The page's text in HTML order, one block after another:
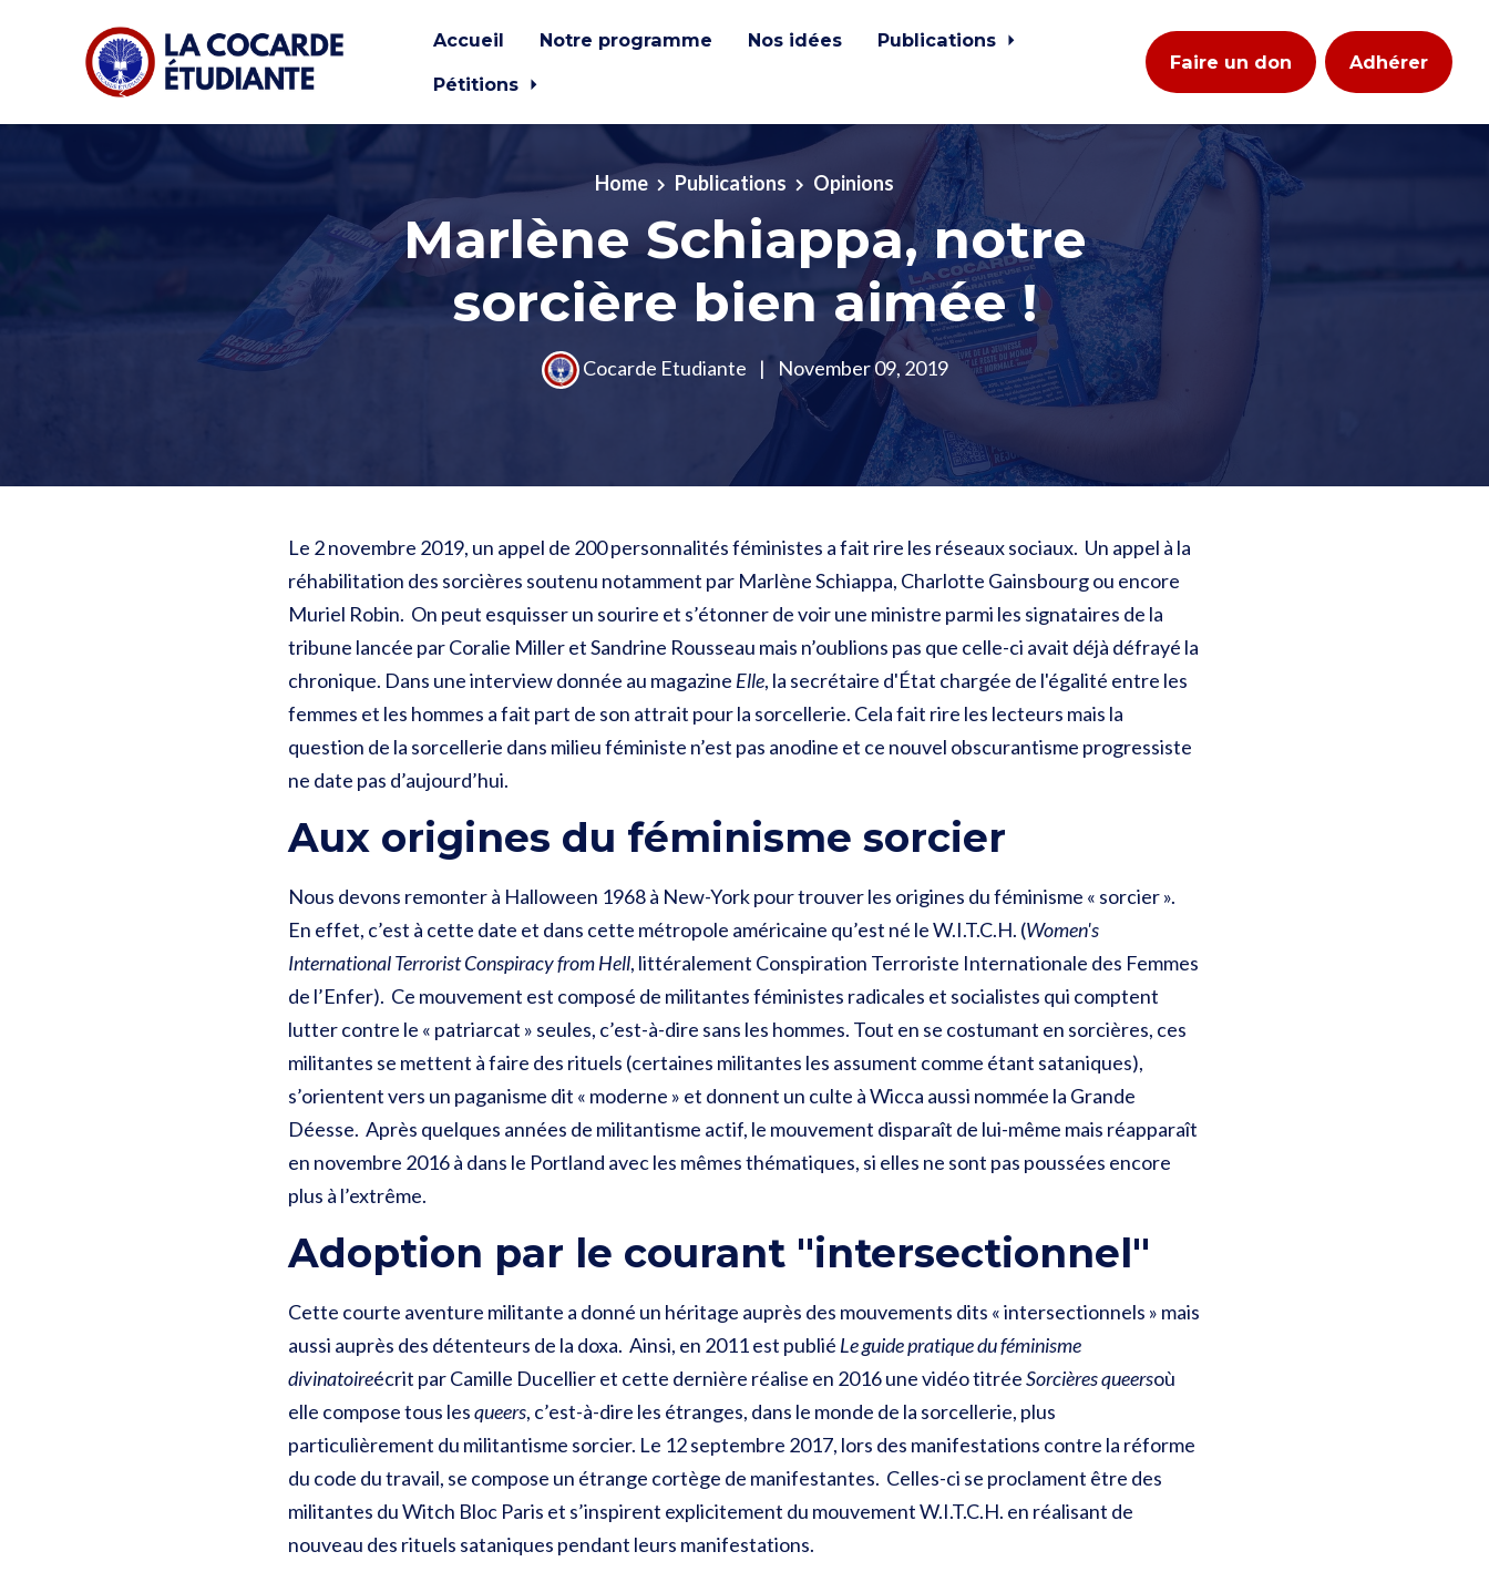
Skip to main content
Accueil Notre programme Nos idées
Publications
Pétitions
Faire un don Adhérer
Home Publications Opinions
Marlène Schiappa, notre
sorcière bien aimée !
Cocarde Etudiante | November 09, 2019
Le 2 novembre 2019, un appel de 200 personnalités féministes a fait rire les réseaux sociaux. Un appel à la
réhabilitation des sorcières soutenu notamment par Marlène Schiappa, Charlotte Gainsbourg ou encore
Muriel Robin. On peut esquisser un sourire et s’étonner de voir une ministre parmi les signataires de la
tribune lancée par Coralie Miller et Sandrine Rousseau mais n’oublions pas que celle-ci avait déjà défrayé la
chronique. Dans une interview donnée au magazine Elle, la secrétaire d'État chargée de l'égalité entre les
femmes et les hommes a fait part de son attrait pour la sorcellerie. Cela fait rire les lecteurs mais la
question de la sorcellerie dans milieu féministe n’est pas anodine et ce nouvel obscurantisme progressiste
ne date pas d’aujourd’hui.
Aux origines du féminisme sorcier
Nous devons remonter à Halloween 1968 à New-York pour trouver les origines du féminisme « sorcier ».
En effet, c’est à cette date et dans cette métropole américaine qu’est né le W.I.T.C.H. (Women's
International Terrorist Conspiracy from Hell, littéralement Conspiration Terroriste Internationale des Femmes
de l’Enfer). Ce mouvement est composé de militantes féministes radicales et socialistes qui comptent
lutter contre le « patriarcat » seules, c’est-à-dire sans les hommes. Tout en se costumant en sorcières, ces
militantes se mettent à faire des rituels (certaines militantes les assument comme étant sataniques),
s’orientent vers un paganisme dit « moderne » et donnent un culte à Wicca aussi nommée la Grande
Déesse. Après quelques années de militantisme actif, le mouvement disparaît de lui-même mais réapparaît
en novembre 2016 à dans le Portland avec les mêmes thématiques, si elles ne sont pas poussées encore
plus à l’extrême.
Adoption par le courant "intersectionnel"
Cette courte aventure militante a donné un héritage auprès des mouvements dits « intersectionnels » mais
aussi auprès des détenteurs de la doxa. Ainsi, en 2011 est publié Le guide pratique du féminisme
divinatoireécrit par Camille Ducellier et cette dernière réalise en 2016 une vidéo titréeSorcières queersoù
elle compose tous lesqueers, c’est-à-dire les étranges, dans le monde de la sorcellerie, plus
particulièrement du militantisme sorcier. Le 12 septembre 2017, lors des manifestations contre la réforme
du code du travail, se compose un étrange cortège de manifestantes. Celles-ci se proclament être des
militantes du Witch Bloc Paris et s’inspirent explicitement du mouvement W.I.T.C.H. en réalisant de
nouveau des rituels sataniques pendant leurs manifestations.